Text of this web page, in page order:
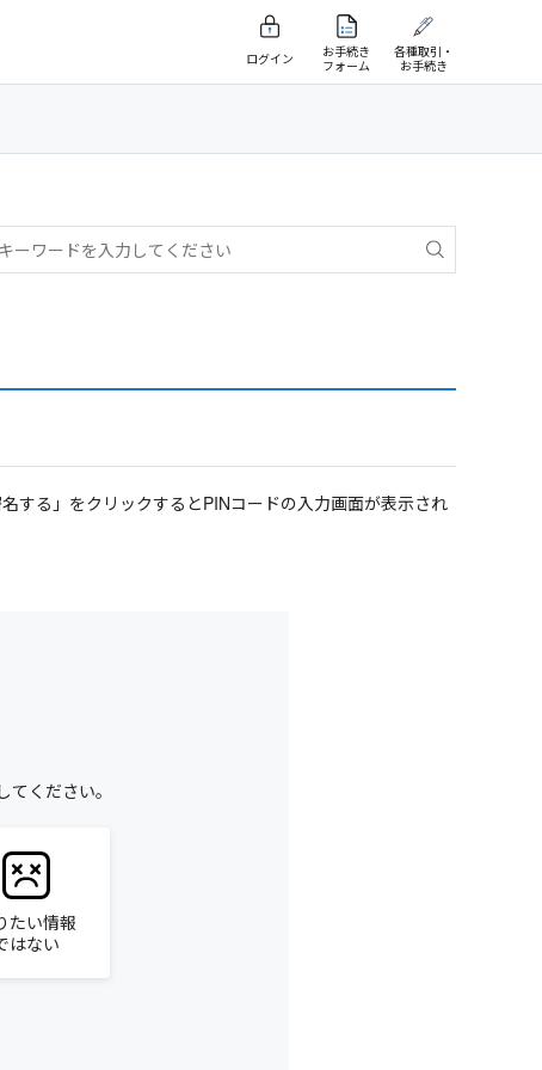
ログイン
お手続き
フォーム
各種取引・
お手続き
する」をクリックするとPINコードの入力画面が表示され
ください。
たい情報
はない